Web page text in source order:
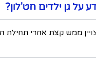
על גן ילדים חט'לון?
ממש קצת אחרי תחילת